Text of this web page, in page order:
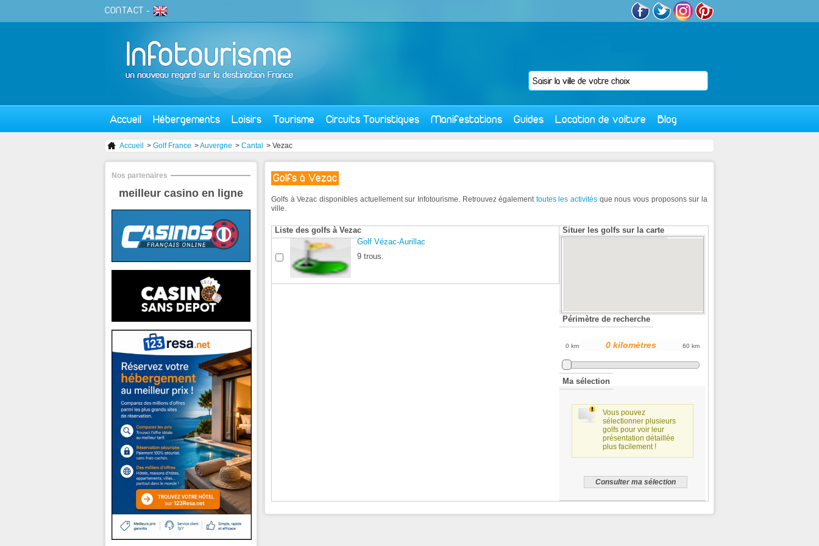
CONTACT -
Accueil Hébergements Loisirs Tourisme Circuits Touristiques Manifestations Guides Location de voiture Blog
Accueil > Golf France >Auvergne > Cantal > Vezac
Golfs à Vezac
Golfs à Vezac disponibles actuellement sur Infotourisme. Retrouvez également toutes les activités que nous vous proposons sur la
ville.
Liste des golfs à Vezac
Golf Vézac-Aurillac
9 trous.
Situer les golfs sur la carte
Périmètre de recherche
0 km 60 km
Ma sélection
Vous pouvez
sélectionner plusieurs
golfs pour voir leur
présentation détaillée
plus facilement !
Nos partenaires
meilleur casino en ligne